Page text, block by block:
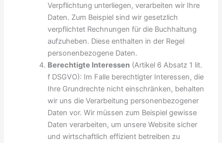
Verpflichtung unterliegen, verarbeiten wir Ihre
Daten. Zum Beispiel sind wir gesetzlich
verpflichtet Rechnungen für die Buchhaltung
aufzuheben. Diese enthalten in der Regel
personenbezogene Daten.
Berechtigte Interessen (Artikel 6 Absatz 1 lit.
f DSGVO): Im Falle berechtigter Interessen, die
Ihre Grundrechte nicht einschränken, behalten
wir uns die Verarbeitung personenbezogener
Daten vor. Wir müssen zum Beispiel gewisse
Daten verarbeiten, um unsere Website sicher
und wirtschaftlich effizient betreiben zu